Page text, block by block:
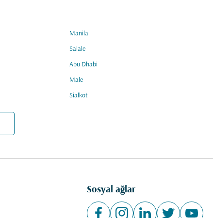
Manila
Salale
Abu Dhabi
Male
Sialkot
Sosyal ağlar